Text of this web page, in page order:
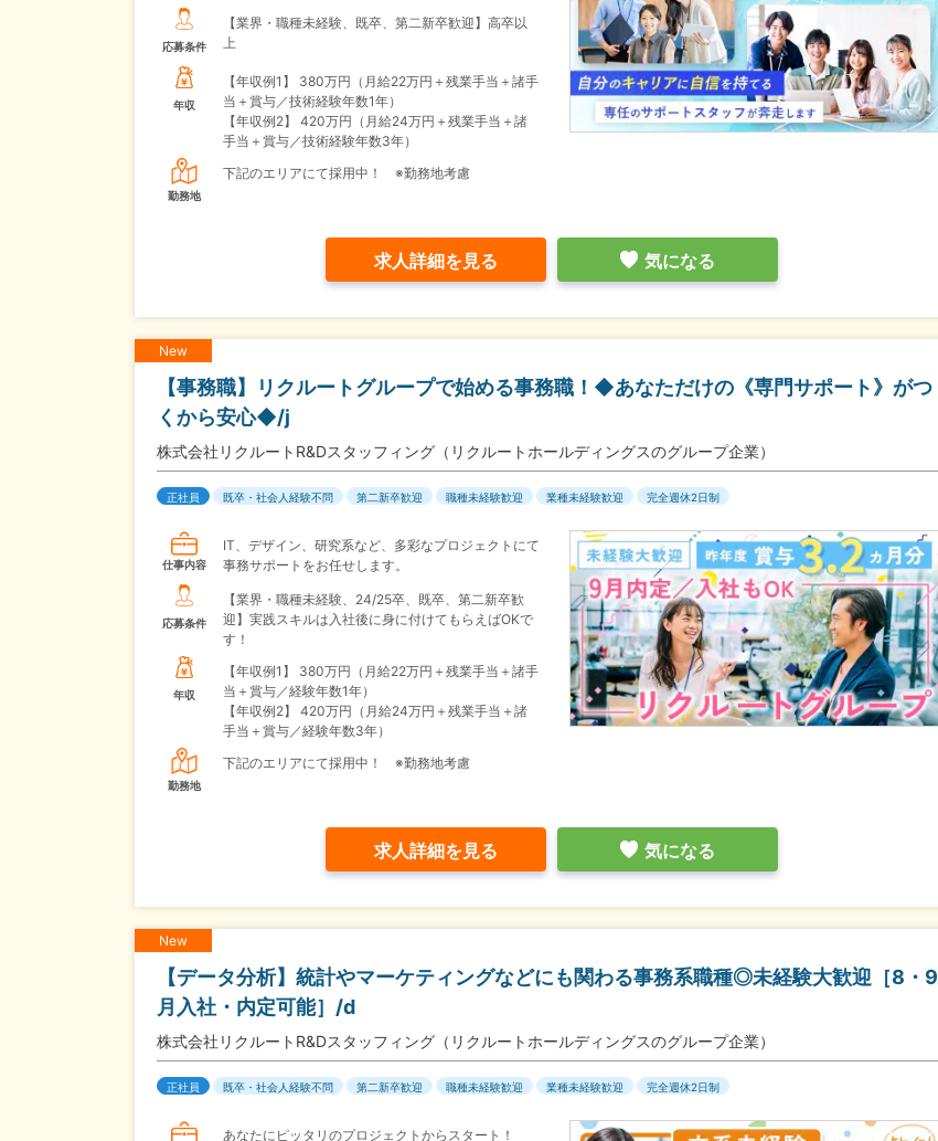
応募条件
【業界・職種未経験、既卒、第二新卒歓迎】高卒以
上
年収
【年収例1】
380万円（月給22万円＋残業手当＋諸手
当＋賞与／技術経験年数1年）
【年収例2】
420万円（月給24万円＋残業手当＋諸
手当＋賞与／技術経験年数3年）
勤務地
下記のエリアにて採用中！ ※勤務地考慮
求人詳細を見る 気になる
New
【事務職】リクルートグループで始める事務職！◆あなただけの《専門サポート》がつ
くから安心◆/j
株式会社リクルートR&Dスタッフィング（リクルートホールディングスのグループ企業）
正社員 既卒・社会人経験不問 第二新卒歓迎 職種未経験歓迎 業種未経験歓迎 完全週休2日制
仕事内容
IT、デザイン、研究系など、多彩なプロジェクトにて
事務サポートをお任せします。
応募条件
【業界・職種未経験、24/25卒、既卒、第二新卒歓
迎】実践スキルは入社後に身に付けてもらえばOKで
す！
年収
【年収例1】
380万円（月給22万円＋残業手当＋諸手
当＋賞与／経験年数1年）
【年収例2】
420万円（月給24万円＋残業手当＋諸
手当＋賞与／経験年数3年）
勤務地
下記のエリアにて採用中！ ※勤務地考慮
求人詳細を見る 気になる
New
【データ分析】統計やマーケティングなどにも関わる事務系職種◎未経験大歓迎［8・9
月入社・内定可能］/d
株式会社リクルートR&Dスタッフィング（リクルートホールディングスのグループ企業）
正社員 既卒・社会人経験不問 第二新卒歓迎 職種未経験歓迎 業種未経験歓迎 完全週休2日制
あなたにピッタリのプロジェクトからスタート！